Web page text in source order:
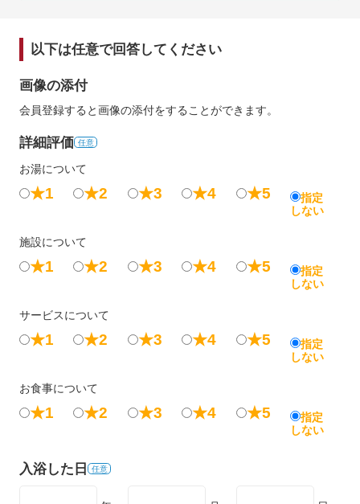
以下は任意で回答してください
画像の添付
会員登録すると画像の添付をすることができます。
詳細評価 任意
お湯について
★1 ★2 ★3 ★4 ★5
指定
しない
施設について
★1 ★2 ★3 ★4 ★5
指定
しない
サービスについて
★1 ★2 ★3 ★4 ★5
指定
しない
お食事について
★1 ★2 ★3 ★4 ★5
指定
しない
入浴した日 任意